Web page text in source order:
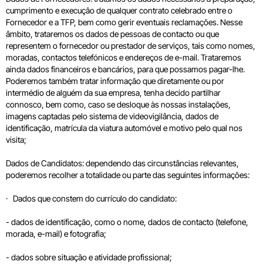
cumprimento e execução de qualquer contrato celebrado entre o
Fornecedor e a TFP, bem como gerir eventuais reclamações. Nesse
âmbito, trataremos os dados de pessoas de contacto ou que
representem o fornecedor ou prestador de serviços, tais como nomes,
moradas, contactos telefónicos e endereços de e-mail. Trataremos
ainda dados financeiros e bancários, para que possamos pagar-lhe.
Poderemos também tratar informação que diretamente ou por
intermédio de alguém da sua empresa, tenha decido partilhar
connosco, bem como, caso se desloque às nossas instalações,
imagens captadas pelo sistema de videovigilância, dados de
identificação, matrícula da viatura automóvel e motivo pelo qual nos
visita;
Dados de Candidatos: dependendo das circunstâncias relevantes,
poderemos recolher a totalidade ou parte das seguintes informações:
· Dados que constem do currículo do candidato:
- dados de identificação, como o nome, dados de contacto (telefone,
morada, e-mail) e fotografia;
- dados sobre situação e atividade profissional;